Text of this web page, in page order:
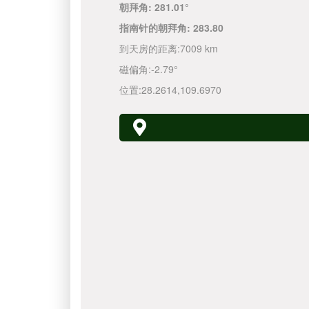
朝拜角: 281.01°
指南针的朝拜角: 283.80
到天房的距离:7009 km
磁偏角:-2.79°
位置:28.2614,109.6970